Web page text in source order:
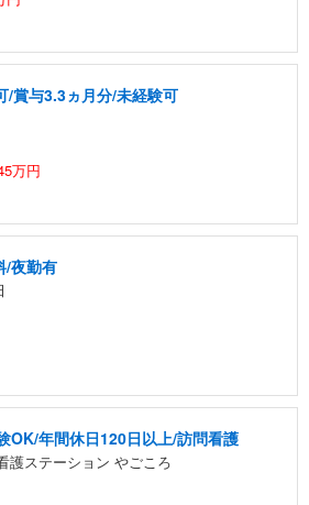
/賞与3.3ヵ月分/未経験可
万円
/夜勤有
OK/年間休日120日以上/訪問看護
護ステーション やごころ